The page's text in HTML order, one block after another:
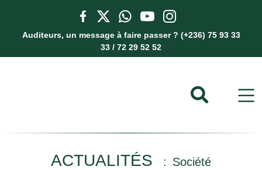
Auditeurs, un message à faire passer ? (+236) 75 93 33
33 / 72 29 52 52
ACTUALITÉS Société